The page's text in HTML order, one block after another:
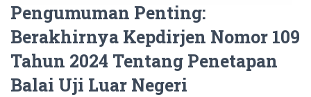
Pengumuman Penting:
Berakhirnya Kepdirjen Nomor 109
Tahun 2024 Tentang Penetapan
Balai Uji Luar Negeri